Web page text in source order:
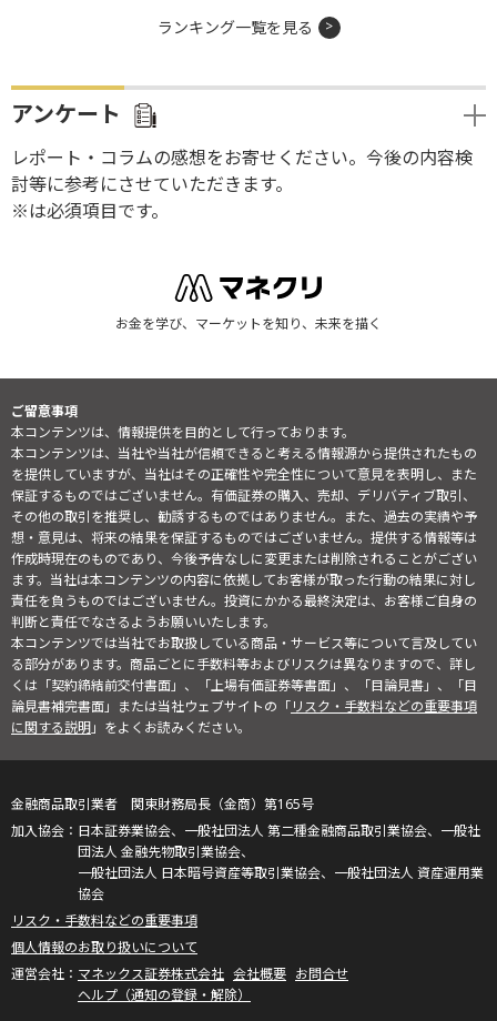
ランキング一覧を見る
アンケート
レポート・コラムの感想をお寄せください。今後の内容検
討等に参考にさせていただきます。
※は必須項目です。
お金を学び、マーケットを知り、未来を描く
ご留意事項
本コンテンツは、情報提供を目的として行っております。
本コンテンツは、当社や当社が信頼できると考える情報源から提供されたもの
を提供していますが、当社はその正確性や完全性について意見を表明し、また
保証するものではございません。有価証券の購入、売却、デリバティブ取引、
その他の取引を推奨し、勧誘するものではありません。また、過去の実績や予
想・意見は、将来の結果を保証するものではございません。提供する情報等は
作成時現在のものであり、今後予告なしに変更または削除されることがござい
ます。当社は本コンテンツの内容に依拠してお客様が取った行動の結果に対し
責任を負うものではございません。投資にかかる最終決定は、お客様ご自身の
判断と責任でなさるようお願いいたします。
本コンテンツでは当社でお取扱している商品・サービス等について言及してい
る部分があります。商品ごとに手数料等およびリスクは異なりますので、詳し
くは「契約締結前交付書面」、「上場有価証券等書面」、「目論見書」、「目
論見書補完書面」または当社ウェブサイトの「リスク・手数料などの重要事項
に関する説明」をよくお読みください。
金融商品取引業者 関東財務局長（金商）第165号
日本証券業協会、一般社団法人 第二種金融商品取引業協会、一般社
団法人 金融先物取引業協会、
一般社団法人 日本暗号資産等取引業協会、一般社団法人 資産運用業
協会
リスク・手数料などの重要事項
個人情報のお取り扱いについて
マネックス証券株式会社 会社概要 お問合せ
ヘルプ（通知の登録・解除）